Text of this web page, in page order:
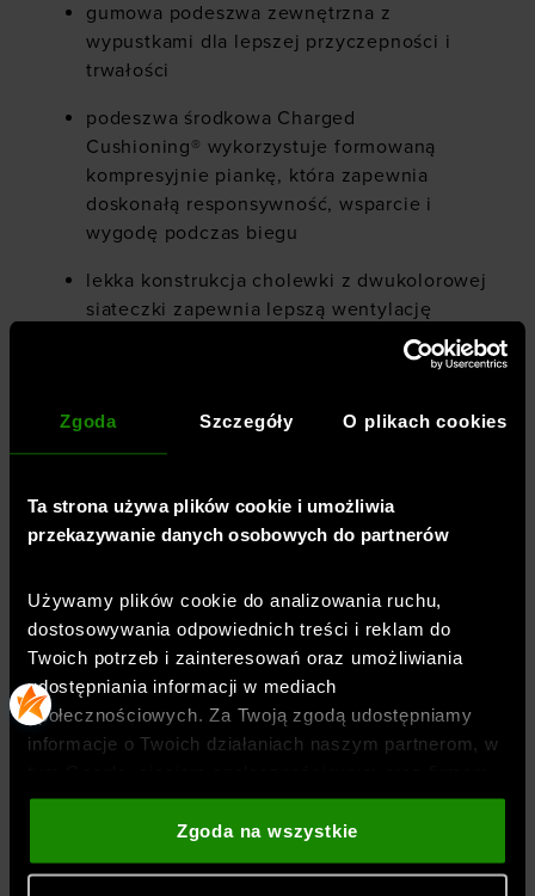
Zgoda Szczegóły O plikach cookies
Ta strona używa plików cookie i umożliwia
przekazywanie danych osobowych do partnerów
Używamy plików cookie do analizowania ruchu,
dostosowywania odpowiednich treści i reklam do
Twoich potrzeb i zainteresowań oraz umożliwiania
udostępniania informacji w mediach
społecznościowych. Za Twoją zgodą udostępniamy
informacje o Twoich działaniach naszym partnerom, w
zajmującym się reklamą i analityką internetową. Nasi
partnerzy mogą łączyć te informacje z innymi, które
podajesz poza tą stroną internetową, a także z
Zgoda na wszystkie
gumowa podeszwa zewnętrzna z
wypustkami dla lepszej przyczepności i
trwałości
podeszwa środkowa Charged
Cushioning® wykorzystuje formowaną
kompresyjnie piankę, która zapewnia
doskonałą responsywność, wsparcie i
wygodę podczas biegu
lekka konstrukcja cholewki z dwukolorowej
siateczki zapewnia lepszą wentylację
strategiczne nakładki zwiększają trwałość i
ścieranie
formowana wkładka dopasowuje się do
idealny komfort
Płeć
mężczyzna
Przeznaczenie: bieganie
Kolor: Czarny
Rodzaj zapięcia: sznurowane
Styl obuwia: sportowe, sneakersy